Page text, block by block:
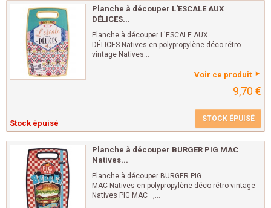
Planche à découper L'ESCALE AUX
DÉLICES...
Planche à découper L'ESCALE AUX
DÉLICES Natives en polypropylène déco rétro
vintage Natives...
Voir ce produit
9,70 €
Stock épuisé STOCK ÉPUISÉ
Planche à découper BURGER PIG MAC
Natives...
Planche à découper BURGER PIG
MAC Natives en polypropylène déco rétro vintage
Natives PIG MAC ,...